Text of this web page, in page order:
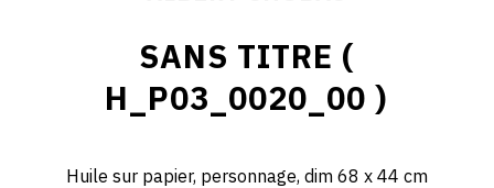
SANS TITRE (
H_P03_0020_00 )
Huile sur papier, personnage, dim 68 x 44 cm